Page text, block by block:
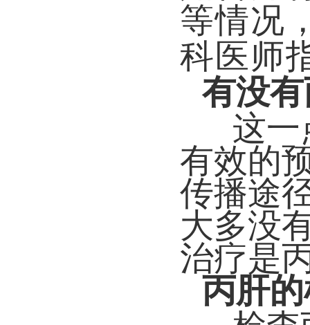
等情况
科医师
有没
这一
有效的
传播途
大多没
治疗是
丙肝